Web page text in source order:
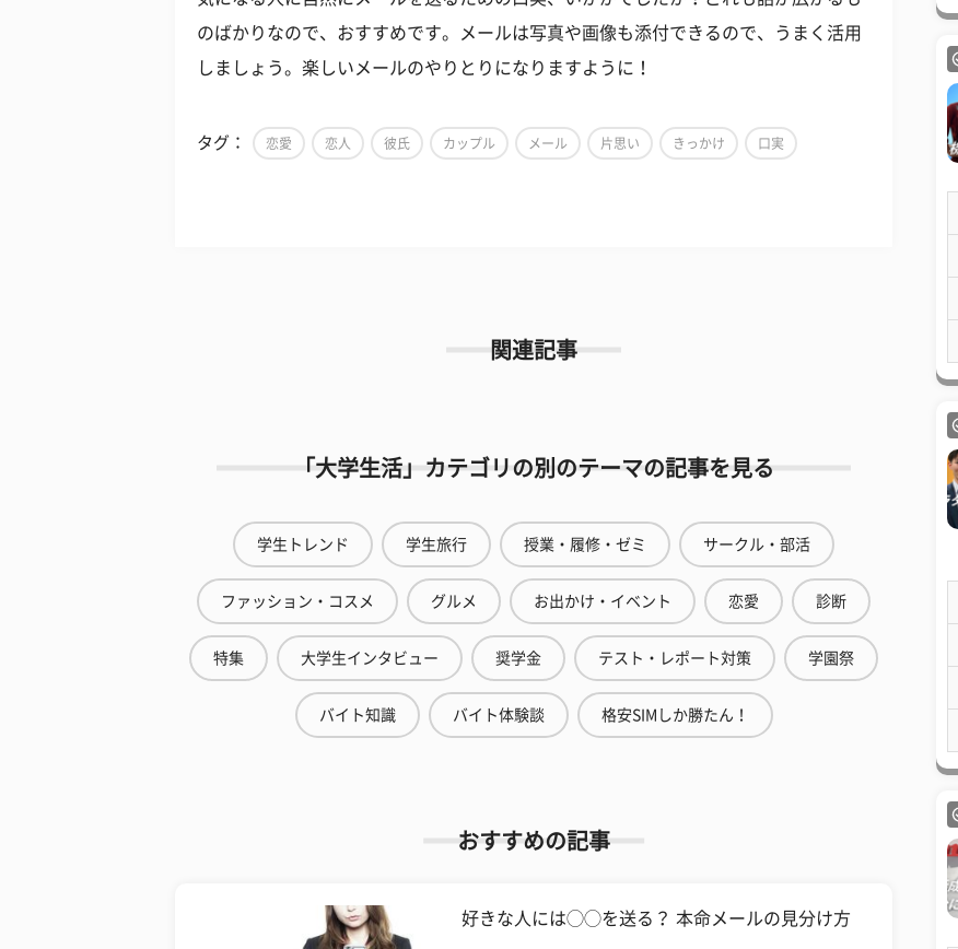
のばかりなので、おすすめです。メールは写真や画像も添付できるので、うまく活用
しましょう。楽しいメールのやりとりになりますように！
タグ： 恋愛 恋人 彼氏 カップル メール 片思い きっかけ 口実
関連記事
「大学生活」カテゴリの別のテーマの記事を見る
学生トレンド 学生旅行 授業・履修・ゼミ サークル・部活
ファッション・コスメ グルメ お出かけ・イベント 恋愛 診断
特集 大学生インタビュー 奨学金 テスト・レポート対策 学園祭
バイト知識 バイト体験談 格安SIMしか勝たん！
おすすめの記事
好きな人には◯◯を送る？ 本命メールの見分け方